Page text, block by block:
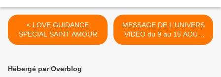
< LOVE GUIDANCE
SPECIAL SAINT AMOUR
MESSAGE DE L'UNIVERS
VIDEO du 9 au 15 AOUT
GUIDANCE ORACLE
Hébergé par Overblog